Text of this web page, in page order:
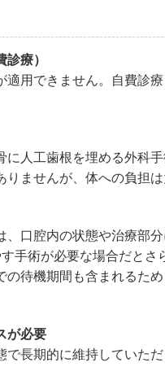
療）
適用できません。自費診
に人工歯根を埋める外科
ませんが、体への負担は
、口腔内の状態や治療部
手術が必要な場合だと
の待機期間も含まれるた
が必要
で長期的に維持していた